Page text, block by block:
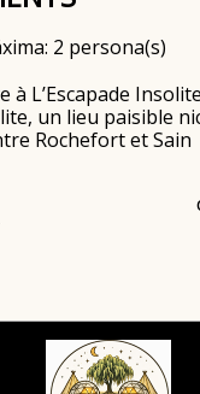
2 persona(s)
L’Escapade
un lieu paisible
Rochefort et Sain